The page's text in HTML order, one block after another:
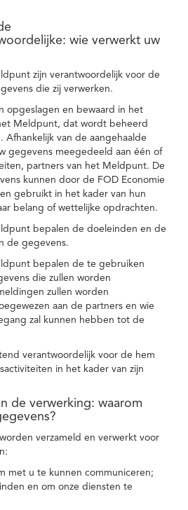
wie verwerkt uw
zijn verantwoordelijk voor de
die zij verwerken.
opgeslagen en bewaard in het
Meldpunt, dat wordt beheerd
Afhankelijk van de aangehaalde
gegevens meegedeeld aan één of
partners van het Meldpunt. De
kunnen door de FOD Economie
gebruikt in het kader van hun
belang of wettelijke opdrachten.
bepalen de doeleinden en de
de gegevens.
bepalen de te gebruiken
die zullen worden
zullen worden
aan de partners en wie
zal kunnen hebben tot de
verantwoordelijk voor de hem
in het kader van zijn
de verwerking: waarom
verzameld en verwerkt voor
met u te kunnen communiceren;
en om onze diensten te